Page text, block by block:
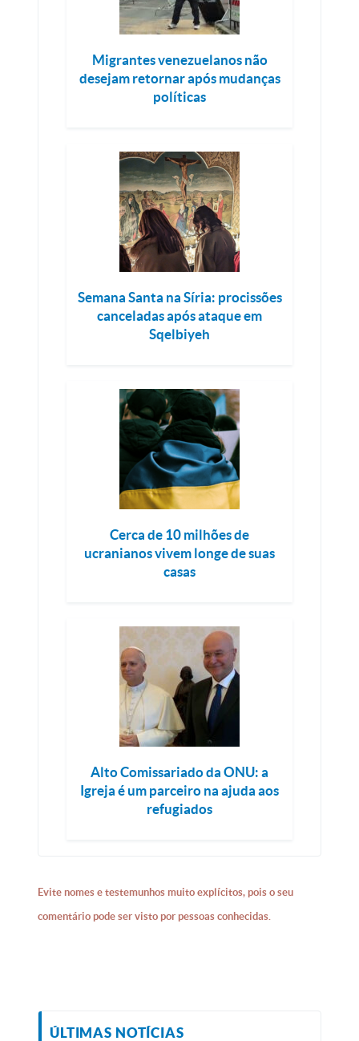
Migrantes venezuelanos não
desejam retornar após mudanças
políticas
Semana Santa na Síria: procissões
canceladas após ataque em
Sqelbiyeh
Cerca de 10 milhões de
ucranianos vivem longe de suas
casas
Alto Comissariado da ONU: a
Igreja é um parceiro na ajuda aos
refugiados
Evite nomes e testemunhos muito explícitos, pois o seu
comentário pode ser visto por pessoas conhecidas.
ÚLTIMAS NOTÍCIAS